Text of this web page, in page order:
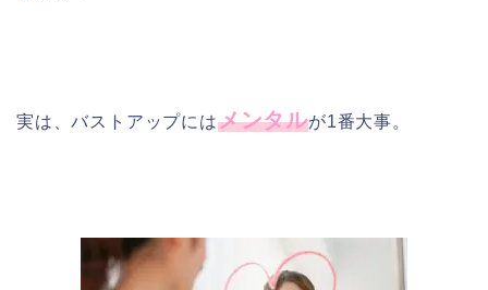
実は、バストアップにはメンタルが1番大事。